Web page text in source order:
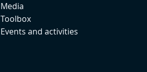
Media
Toolbox
Events and activities